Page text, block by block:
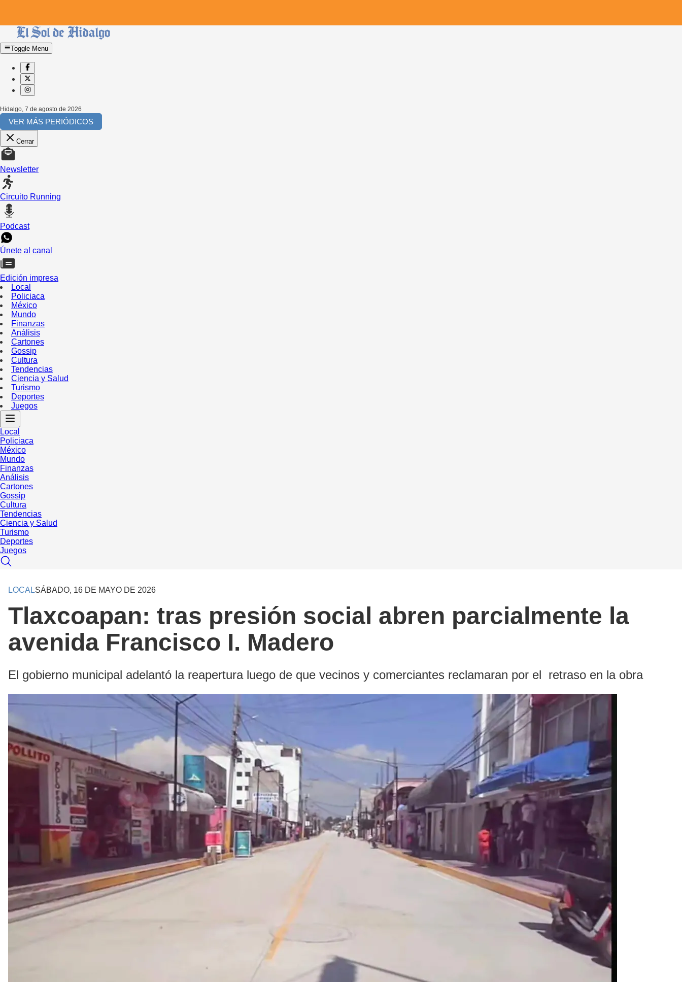
Toggle Menu
Hidalgo, 7 de agosto de 2026
VER MÁS PERIÓDICOS
Cerrar
Newsletter
Circuito Running
Podcast
Únete al canal
Edición impresa
Local
Policiaca
México
Mundo
Finanzas
Análisis
Cartones
Gossip
Cultura
Tendencias
Ciencia y Salud
Turismo
Deportes
Juegos
Local
Policiaca
México
Mundo
Finanzas
Análisis
Cartones
Gossip
Cultura
Tendencias
Ciencia y Salud
Turismo
Deportes
Juegos
LOCALSÁBADO, 16 DE MAYO DE 2026
Tlaxcoapan: tras presión social abren parcialmente la
avenida Francisco I. Madero
El gobierno municipal adelantó la reapertura luego de que vecinos y comerciantes reclamaran por el retraso en la obra